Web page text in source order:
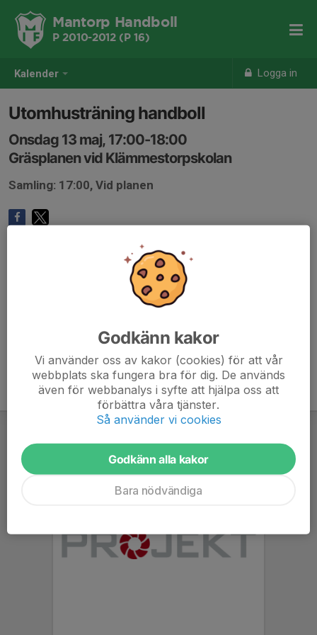
Kalender Logga in
Mantorp Handboll
P 2010-2012 (P 16)
Utomhusträning handboll
Onsdag 13 maj, 17:00-18:00
Gräsplanen vid Klämmestorpskolan
Samling: 17:00, Vid planen
Godkänn kakor
Vi använder oss av kakor (cookies) för att vår
webbplats ska fungera bra för dig. De används
även för webbanalys i syfte att hjälpa oss att
förbättra våra tjänster.
Så använder vi cookies
Godkänn alla kakor
Bara nödvändiga